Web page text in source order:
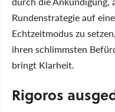
Rundenstrategie auf
Echtzeitmodus zu
ihren schlimmsten
bringt Klarheit.
Rigoros